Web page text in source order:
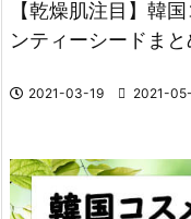
【乾燥肌注目】韓
ンティーシードまと
2021-03-19 2021-